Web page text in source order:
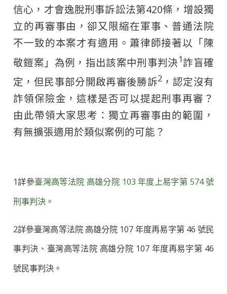
信心，才會逸脫刑事訴訟法第420條，增設獨
立的再審事由，卻又限縮在軍事、普通法院
不一致的本案才有適用。蕭律師接著以「陳
敬鎧案」為例，指出該案中刑事判決1詐盲確
定，但民事部分開啟再審後勝訴2 ，認定沒有
詐領保險金，這樣是否可以提起刑事再審？
由此帶領大家思考：獨立再審事由的範圍，
有無擴張適用於類似案例的可能？
1詳參臺灣高等法院 高雄分院 103 年度上易字第 574 號
刑事判決 。
2詳參臺灣高等法院 高雄分院 107 年度再易字第 46 號民
事判決、臺灣高等法院 高雄分院 107 年度再易字第 46
號民事判決。